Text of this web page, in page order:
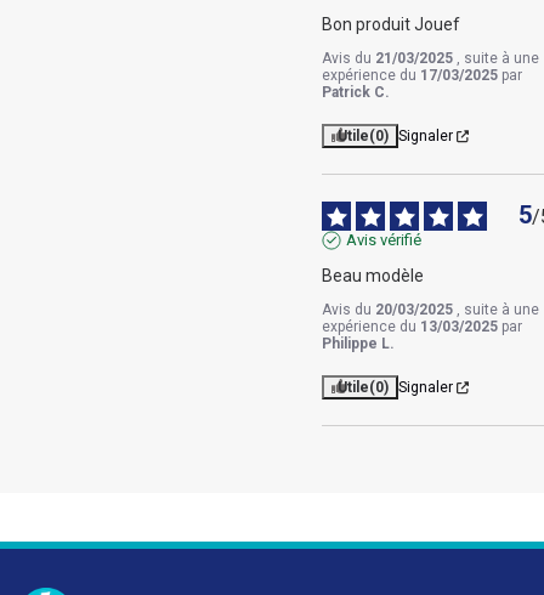
Bon produit Jouef
Avis du 21/03/2025 , suite à une
expérience du 17/03/2025 par
Patrick C.
Utile(0) Signaler
5/
Avis vérifié
Beau modèle
Avis du 20/03/2025 , suite à une
expérience du 13/03/2025 par
Philippe L.
Utile(0) Signaler